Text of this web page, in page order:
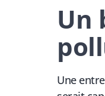
Un
Une